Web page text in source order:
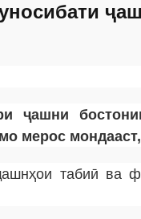
ҷашни
мерос
табиӣ